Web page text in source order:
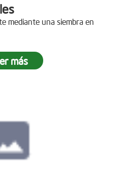
mediante una siembra en
más